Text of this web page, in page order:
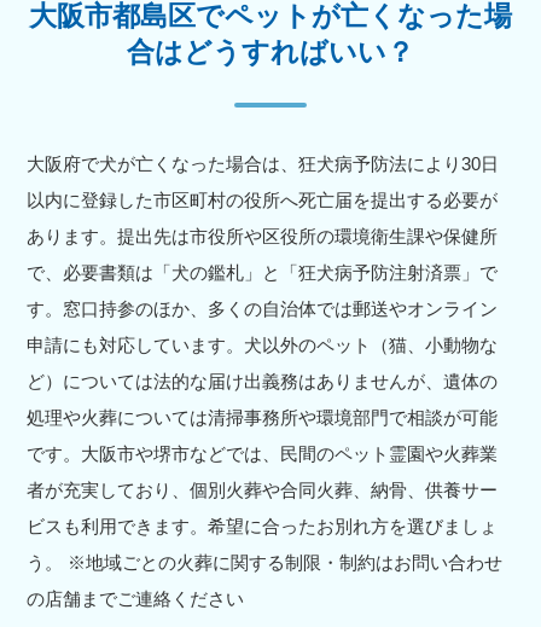
大阪市都島区でペットが亡くなった場
合はどうすればいい？
大阪府で犬が亡くなった場合は、狂犬病予防法により30日
以内に登録した市区町村の役所へ死亡届を提出する必要が
あります。提出先は市役所や区役所の環境衛生課や保健所
で、必要書類は「犬の鑑札」と「狂犬病予防注射済票」で
す。窓口持参のほか、多くの自治体では郵送やオンライン
申請にも対応しています。犬以外のペット（猫、小動物な
ど）については法的な届け出義務はありませんが、遺体の
処理や火葬については清掃事務所や環境部門で相談が可能
です。大阪市や堺市などでは、民間のペット霊園や火葬業
者が充実しており、個別火葬や合同火葬、納骨、供養サー
ビスも利用できます。希望に合ったお別れ方を選びましょ
う。 ※地域ごとの火葬に関する制限・制約はお問い合わせ
の店舗までご連絡ください